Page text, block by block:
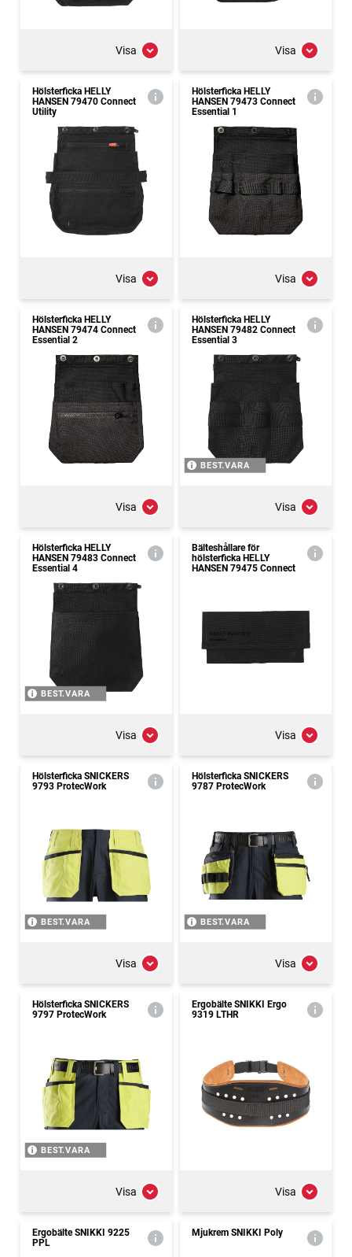
Visa Visa
Hölsterficka HELLY
HANSEN 79470 Connect
Utility
Visa
Hölsterficka HELLY
HANSEN 79473 Connect
Essential 1
Visa
Hölsterficka HELLY
HANSEN 79474 Connect
Essential 2
Visa
Hölsterficka HELLY
HANSEN 79482 Connect
Essential 3
BEST.VARA
Visa
Hölsterficka HELLY
HANSEN 79483 Connect
Essential 4
BEST.VARA
Visa
Bälteshållare för
hölsterficka HELLY
HANSEN 79475 Connect
Visa
Hölsterficka SNICKERS
9793 ProtecWork
BEST.VARA
Visa
Hölsterficka SNICKERS
9787 ProtecWork
BEST.VARA
Visa
Hölsterficka SNICKERS
9797 ProtecWork
BEST.VARA
Visa
Ergobälte SNIKKI Ergo
9319 LTHR
Visa
Ergobälte SNIKKI 9225
PPL
Mjukrem SNIKKI Poly